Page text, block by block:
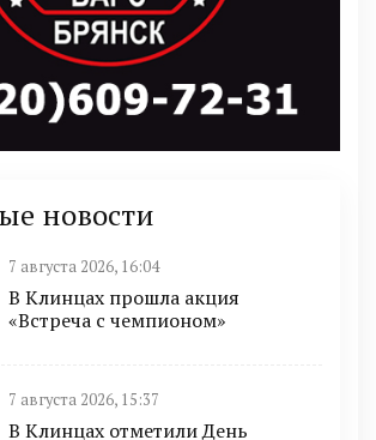
новости
7 августа 2026, 16:04
В Клинцах прошла акция
«Встреча с чемпионом»
7 августа 2026, 15:37
В Клинцах отметили День